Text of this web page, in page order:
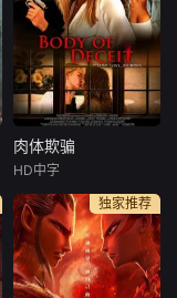
kes place in a gri
m anarchist future
civilization after a
big crash or war. A
young m
肉体欺骗
萨拉·吉瓦蒂
安东尼奥·库普
Alice (Kristan
na Loken) is a gho
肉体欺骗
HD中字
独家推荐